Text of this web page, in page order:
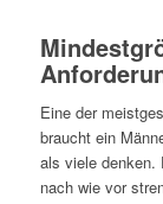
Eine der
braucht ein
als viele denken.
nach wie vor